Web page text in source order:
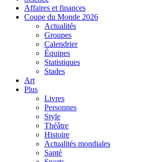
Affaires et finances
Coupe du Monde 2026
Actualités
Groupes
Calendrier
Équipes
Statistiques
Stades
Art
Plus
Livres
Personnes
Style
Théâtre
Histoire
Actualités mondiales
Santé